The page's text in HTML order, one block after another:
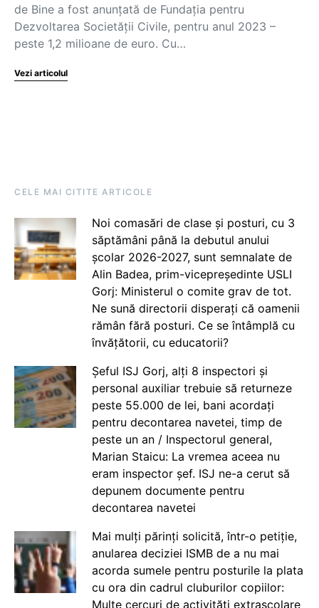
de Bine a fost anunțată de Fundația pentru
Dezvoltarea Societății Civile, pentru anul 2023 –
peste 1,2 milioane de euro. Cu…
Vezi articolul
CELE MAI CITITE ARTICOLE
Noi comasări de clase și posturi, cu 3
săptămâni până la debutul anului
școlar 2026-2027, sunt semnalate de
Alin Badea, prim-vicepreședinte USLI
Gorj: Ministerul o comite grav de tot.
Ne sună directorii disperați că oamenii
rămân fără posturi. Ce se întâmplă cu
învățătorii, cu educatorii?
Șeful ISJ Gorj, alți 8 inspectori și
personal auxiliar trebuie să returneze
peste 55.000 de lei, bani acordați
pentru decontarea navetei, timp de
peste un an / Inspectorul general,
Marian Staicu: La vremea aceea nu
eram inspector șef. ISJ ne-a cerut să
depunem documente pentru
decontarea navetei
Mai mulți părinți solicită, într-o petiție,
anularea deciziei ISMB de a nu mai
acorda sumele pentru posturile la plata
cu ora din cadrul cluburilor copiilor:
Multe cercuri de activități extrașcolare